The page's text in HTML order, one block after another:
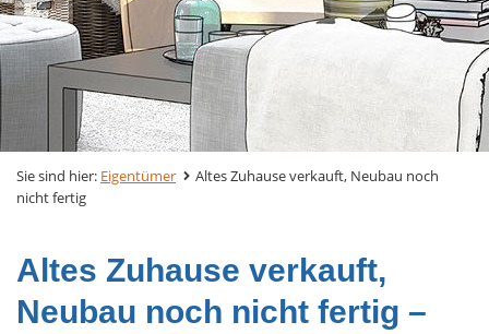
Sie sind hier: Eigentümer
Altes Zuhause verkauft, Neubau noch
nicht fertig
Altes Zuhause verkauft,
Neubau noch nicht fertig –